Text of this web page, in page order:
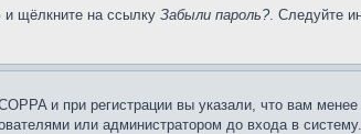
и щёлкните на ссылку Забыли пароль?. Следуйте
и при регистрации вы указали, что вам
или администратором до входа в